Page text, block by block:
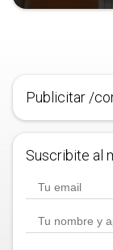
Publicitar /
Suscribite al